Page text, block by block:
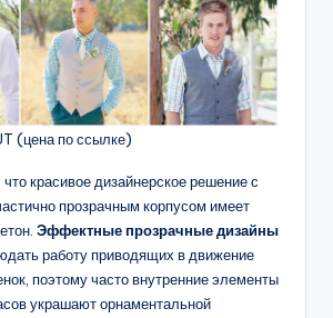
(цена по ссылке)
красивое дизайнерское решение с
прозрачным корпусом имеет
Эффектные прозрачные дизайны
работу приводящих в движение
поэтому часто внутренние элементы
украшают орнаментальной